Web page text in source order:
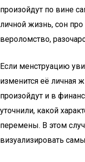
произойдут по вине
личной жизнь, сон
вероломство,
Если менструацию
изменится её личная
произойдут и в
уточнили, какой
перемены. В этом
визуализировать